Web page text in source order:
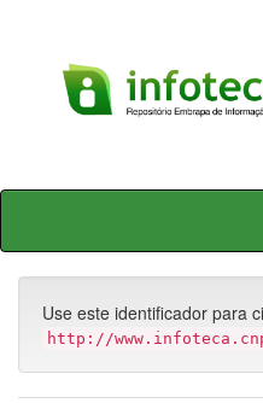
Skip
Use este identificador para
http://